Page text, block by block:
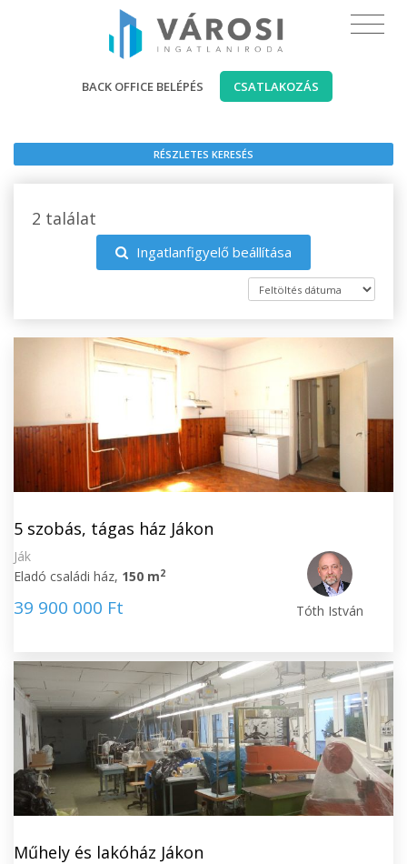
BACK OFFICE BELÉPÉS CSATLAKOZÁS
RÉSZLETES KERESÉS
2 találat
Ingatlanfigyelő beállítása
5 szobás, tágas ház Jákon
Ják
Eladó családi ház, 150 m2
39 900 000 Ft Tóth István
Műhely és lakóház Jákon